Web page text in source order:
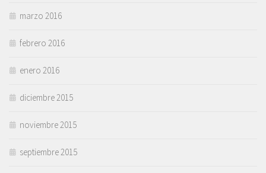
marzo 2016
febrero 2016
enero 2016
diciembre 2015
noviembre 2015
septiembre 2015